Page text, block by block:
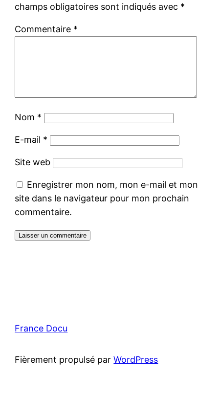
champs obligatoires sont indiqués avec *
Commentaire *
Nom *
E-mail *
Site web
Enregistrer mon nom, mon e-mail et mon
site dans le navigateur pour mon prochain
commentaire.
France Docu
Fièrement propulsé parWordPress